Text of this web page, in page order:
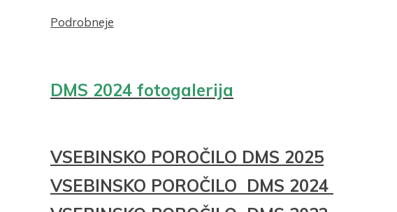
Podrobneje
DMS 2024 fotogalerija
VSEBINSKO POROČILO DMS 2025
VSEBINSKO POROČILO DMS 2024